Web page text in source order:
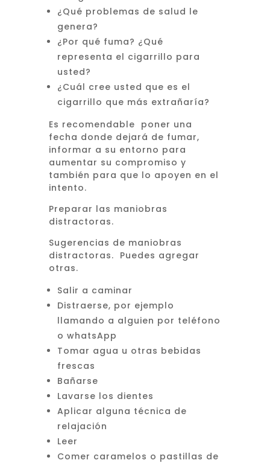
¿Qué problemas de salud le
genera?
¿Por qué fuma? ¿Qué
representa el cigarrillo para
usted?
¿Cuál cree usted que es el
cigarrillo que más extrañaría?
Es recomendable poner una
fecha donde dejará de fumar,
informar a su entorno para
aumentar su compromiso y
también para que lo apoyen en el
intento.
Preparar las maniobras
distractoras.
Sugerencias de maniobras
distractoras. Puedes agregar
otras.
Salir a caminar
Distraerse, por ejemplo
llamando a alguien por teléfono
o whatsApp
Tomar agua u otras bebidas
frescas
Bañarse
Lavarse los dientes
Aplicar alguna técnica de
relajación
Leer
Comer caramelos o pastillas de